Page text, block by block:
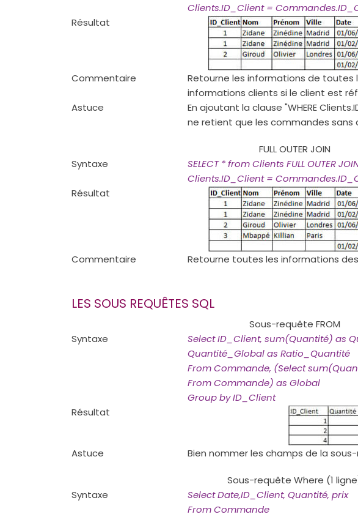
Clients.ID_Client =
Résultat
Commentaire
Retourne les informations de toutes
informations clients si le client est
Astuce
En ajoutant la clause "WHERE
ne retient que les commandes sans
FULL OUTER JOIN
Syntaxe
SELECT * from Clients FULL OUTER
Clients.ID_Client =
Résultat
Commentaire Retourne toutes les informations
LES SOUS REQUÊTES SQL
Sous-requête FROM
Syntaxe
Select ID_Client, sum(Quantité) as
Quantité_Global as Ratio_Quantité
From Commande, (Select
From Commande) as Global
Group by ID_Client
Résultat
Astuce Bien nommer les champs de la
Sous-requête Where (1
Syntaxe
Select Date,ID_Client, Quantité, prix
From Commande